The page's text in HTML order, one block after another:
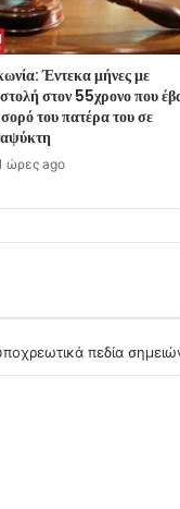
Έντεκα μήνες με
στον 55χρονο που
του πατέρα του σε
ώρες ago
πεδία